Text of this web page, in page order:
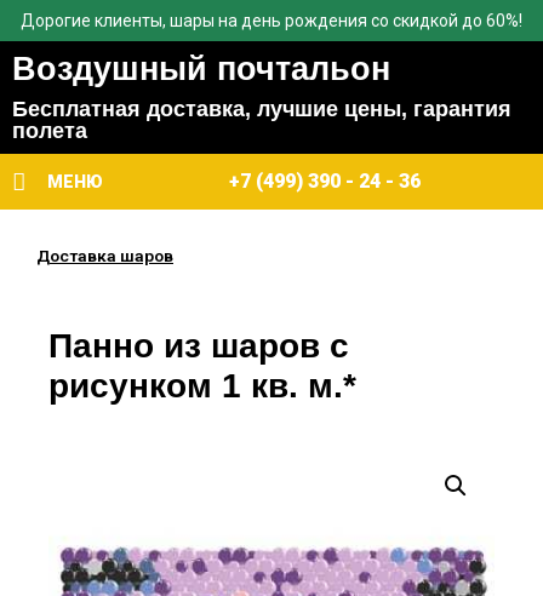
Дорогие клиенты, шары на день рождения со скидкой до 60%!
Воздушный почтальон
Бесплатная доставка, лучшие цены, гарантия
полета
МЕНЮ +7 (499) 390 - 24 - 36
Доставка шаров
Панно из шаров с
рисунком 1 кв. м.*